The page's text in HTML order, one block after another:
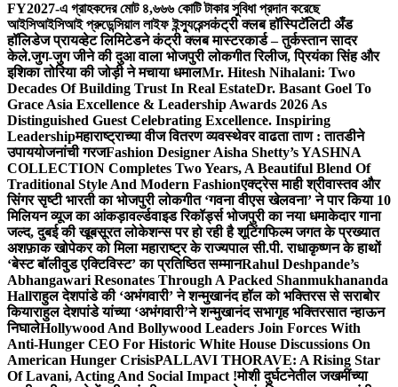
FY2027-এ গ্রাহকদের মোট ৪,৬৬৬ কোটি টাকার সুবিধা প্রদান করেছে
আইসিআইসিআই প্রুডেন্সিয়াল লাইফ ইন্স্যুরেন্সकंट्री क्लब हॉस्पिटॅलिटी अँड
हॉलिडेज प्रायव्हेट लिमिटेडने कंट्री क्लब मास्टरकार्ड – तुर्कस्तान सादर
केले.जुग-जुग जीने की दुआ वाला भोजपुरी लोकगीत रिलीज, प्रियंका सिंह और
इशिका तोरिया की जोड़ी ने मचाया धमालMr. Hitesh Nihalani: Two
Decades Of Building Trust In Real EstateDr. Basant Goel To
Grace Asia Excellence & Leadership Awards 2026 As
Distinguished Guest Celebrating Excellence. Inspiring
Leadershipमहाराष्ट्राच्या वीज वितरण व्यवस्थेवर वाढता ताण : तातडीने
उपाययोजनांची गरजFashion Designer Aisha Shetty’s YASHNA
COLLECTION Completes Two Years, A Beautiful Blend Of
Traditional Style And Modern Fashionएक्ट्रेस माही श्रीवास्तव और
सिंगर सृष्टी भारती का भोजपुरी लोकगीत ‘गवना वीएस खेलवना’ ने पार किया 10
मिलियन व्यूज का आंकड़ावर्ल्डवाइड रिकॉर्ड्स भोजपुरी का नया धमाकेदार गाना
जल्द, दुबई की खूबसूरत लोकेशन्स पर हो रही है शूटिंगफिल्म जगत के प्रख्यात
अशफ़ाक खोपेकर को मिला महाराष्ट्र के राज्यपाल सी.पी. राधाकृष्णन के हाथों
‘बेस्ट बॉलीवुड एक्टिविस्ट’ का प्रतिष्ठित सम्मानRahul Deshpande’s
Abhangawari Resonates Through A Packed Shanmukhananda
Hallराहुल देशपांडे की ‘अभंगवारी’ ने शन्मुखानंद हॉल को भक्तिरस से सराबोर
कियाराहुल देशपांडे यांच्या ‘अभंगवारी’ने शन्मुखानंद सभागृह भक्तिरसात न्हाऊन
निघालेHollywood And Bollywood Leaders Join Forces With
Anti-Hunger CEO For Historic White House Discussions On
American Hunger CrisisPALLAVI THORAVE: A Rising Star
Of Lavani, Acting And Social Impact !मोशी दुर्घटनेतील जखमींच्या